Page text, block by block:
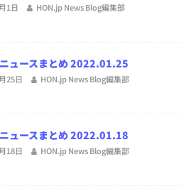
1日 HON.jp News Blog編集部
ュースまとめ 2022.01.25
25日 HON.jp News Blog編集部
ュースまとめ 2022.01.18
18日 HON.jp News Blog編集部